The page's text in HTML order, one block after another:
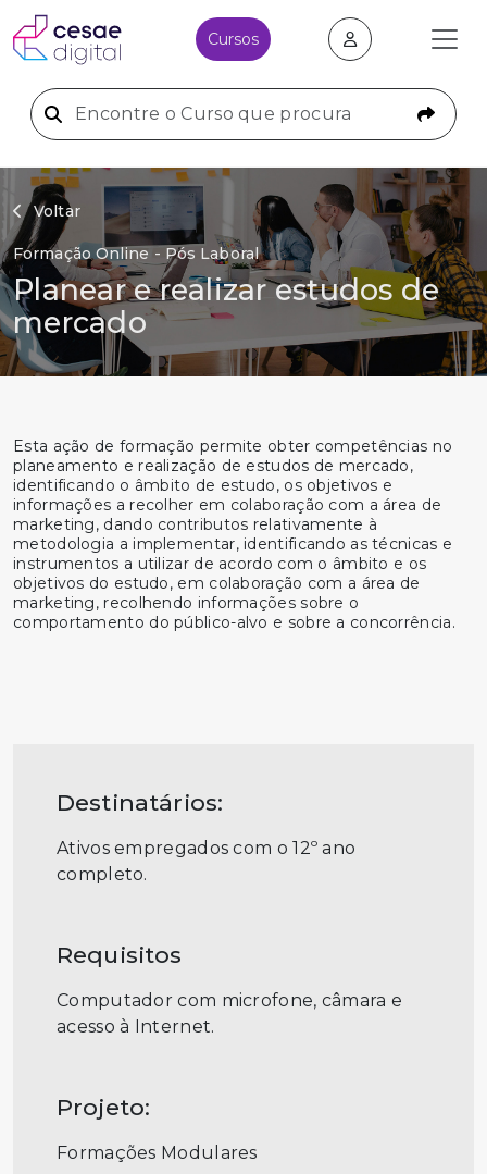
Cursos
Voltar
Formação Online - Pós Laboral
Planear e realizar estudos de
mercado
Esta ação de formação permite obter competências no
planeamento e realização de estudos de mercado,
identificando o âmbito de estudo, os objetivos e
informações a recolher em colaboração com a área de
marketing, dando contributos relativamente à
metodologia a implementar, identificando as técnicas e
instrumentos a utilizar de acordo com o âmbito e os
objetivos do estudo, em colaboração com a área de
marketing, recolhendo informações sobre o
comportamento do público-alvo e sobre a concorrência.
Destinatários:
Ativos empregados com o 12º ano
completo.
Requisitos
Computador com microfone, câmara e
acesso à Internet.
Projeto:
Formações Modulares